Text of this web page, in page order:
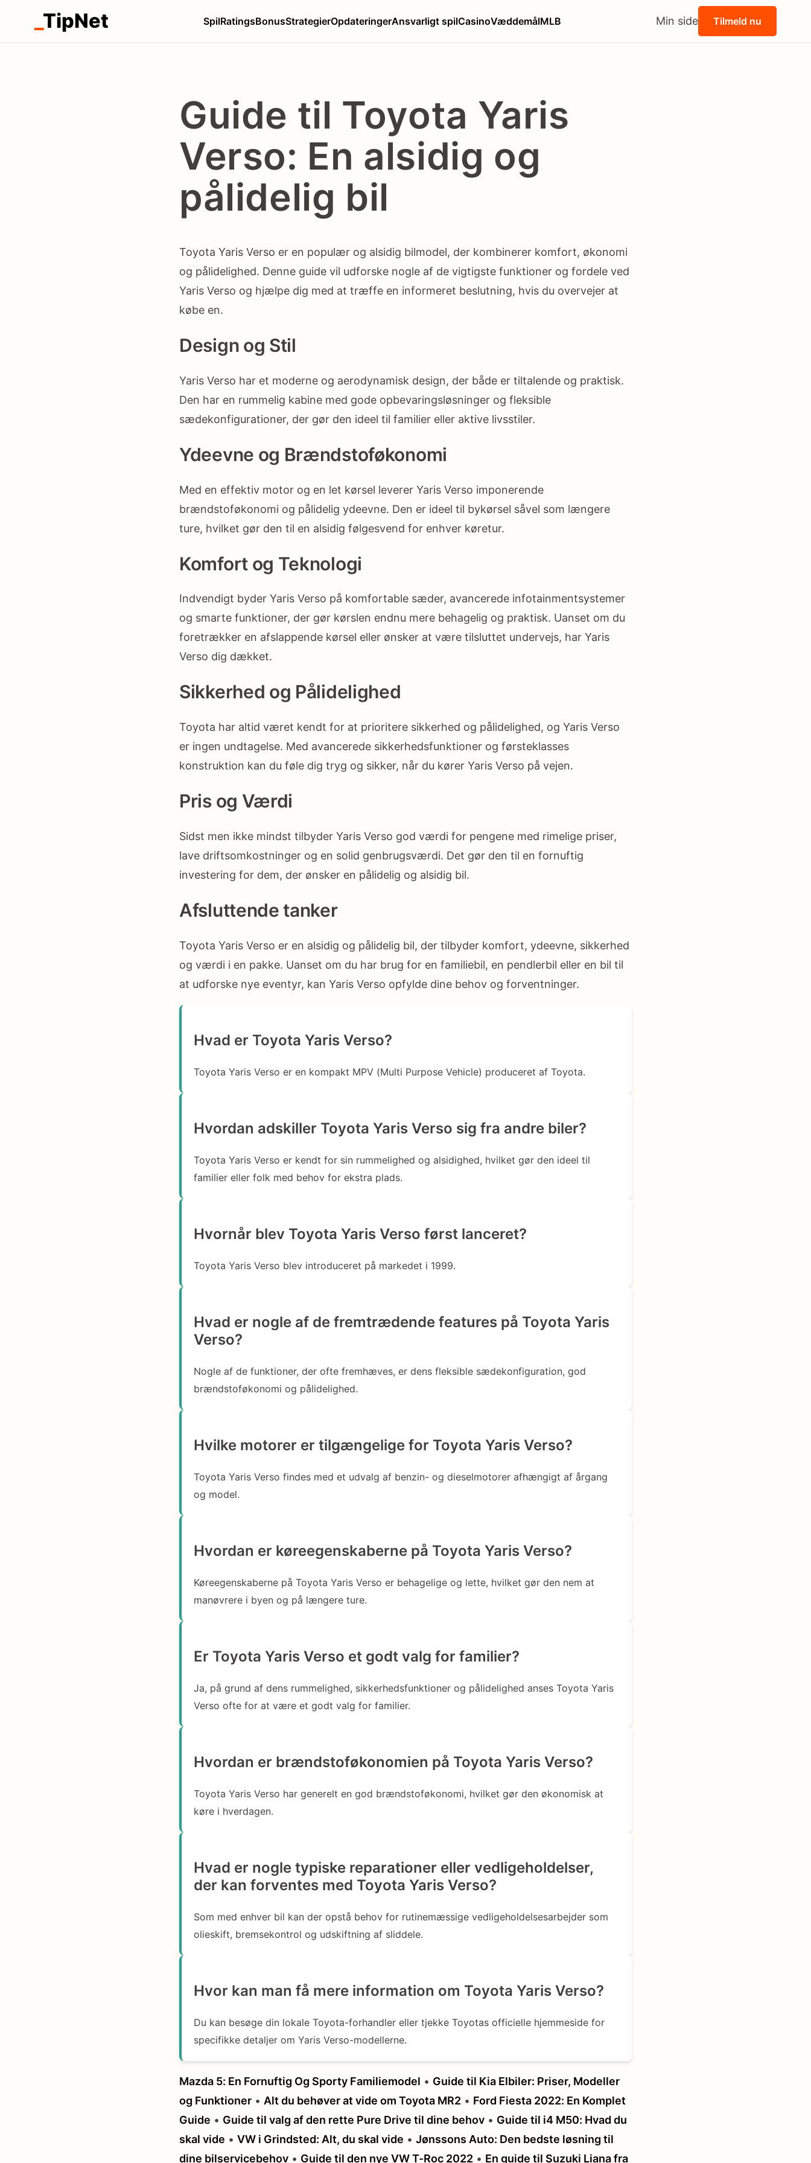
TipNet SpilRatingsBonusStrategierOpdateringerAnsvarligt spilCasinoVæddemålMLB Min side Tilmeld nu
Guide til Toyota Yaris
Verso: En alsidig og
pålidelig bil
Toyota Yaris Verso er en populær og alsidig bilmodel, der kombinerer komfort, økonomi
og pålidelighed. Denne guide vil udforske nogle af de vigtigste funktioner og fordele ved
Yaris Verso og hjælpe dig med at træffe en informeret beslutning, hvis du overvejer at
købe en.
Design og Stil
Yaris Verso har et moderne og aerodynamisk design, der både er tiltalende og praktisk.
Den har en rummelig kabine med gode opbevaringsløsninger og fleksible
sædekonfigurationer, der gør den ideel til familier eller aktive livsstiler.
Ydeevne og Brændstoføkonomi
Med en effektiv motor og en let kørsel leverer Yaris Verso imponerende
brændstoføkonomi og pålidelig ydeevne. Den er ideel til bykørsel såvel som længere
ture, hvilket gør den til en alsidig følgesvend for enhver køretur.
Komfort og Teknologi
Indvendigt byder Yaris Verso på komfortable sæder, avancerede infotainmentsystemer
og smarte funktioner, der gør kørslen endnu mere behagelig og praktisk. Uanset om du
foretrækker en afslappende kørsel eller ønsker at være tilsluttet undervejs, har Yaris
Verso dig dækket.
Sikkerhed og Pålidelighed
Toyota har altid været kendt for at prioritere sikkerhed og pålidelighed, og Yaris Verso
er ingen undtagelse. Med avancerede sikkerhedsfunktioner og førsteklasses
konstruktion kan du føle dig tryg og sikker, når du kører Yaris Verso på vejen.
Pris og Værdi
Sidst men ikke mindst tilbyder Yaris Verso god værdi for pengene med rimelige priser,
lave driftsomkostninger og en solid genbrugsværdi. Det gør den til en fornuftig
investering for dem, der ønsker en pålidelig og alsidig bil.
Afsluttende tanker
Toyota Yaris Verso er en alsidig og pålidelig bil, der tilbyder komfort, ydeevne, sikkerhed
og værdi i en pakke. Uanset om du har brug for en familiebil, en pendlerbil eller en bil til
at udforske nye eventyr, kan Yaris Verso opfylde dine behov og forventninger.
Hvad er Toyota Yaris Verso?
Toyota Yaris Verso er en kompakt MPV (Multi Purpose Vehicle) produceret af Toyota.
Hvordan adskiller Toyota Yaris Verso sig fra andre biler?
Toyota Yaris Verso er kendt for sin rummelighed og alsidighed, hvilket gør den ideel til
familier eller folk med behov for ekstra plads.
Hvornår blev Toyota Yaris Verso først lanceret?
Toyota Yaris Verso blev introduceret på markedet i 1999.
Hvad er nogle af de fremtrædende features på Toyota Yaris
Verso?
Nogle af de funktioner, der ofte fremhæves, er dens fleksible sædekonfiguration, god
brændstoføkonomi og pålidelighed.
Hvilke motorer er tilgængelige for Toyota Yaris Verso?
Toyota Yaris Verso findes med et udvalg af benzin- og dieselmotorer afhængigt af årgang
og model.
Hvordan er køreegenskaberne på Toyota Yaris Verso?
Køreegenskaberne på Toyota Yaris Verso er behagelige og lette, hvilket gør den nem at
manøvrere i byen og på længere ture.
Er Toyota Yaris Verso et godt valg for familier?
Ja, på grund af dens rummelighed, sikkerhedsfunktioner og pålidelighed anses Toyota Yaris
Verso ofte for at være et godt valg for familier.
Hvordan er brændstoføkonomien på Toyota Yaris Verso?
Toyota Yaris Verso har generelt en god brændstoføkonomi, hvilket gør den økonomisk at
køre i hverdagen.
Hvad er nogle typiske reparationer eller vedligeholdelser,
der kan forventes med Toyota Yaris Verso?
Som med enhver bil kan der opstå behov for rutinemæssige vedligeholdelsesarbejder som
olieskift, bremsekontrol og udskiftning af sliddele.
Hvor kan man få mere information om Toyota Yaris Verso?
Du kan besøge din lokale Toyota-forhandler eller tjekke Toyotas officielle hjemmeside for
specifikke detaljer om Yaris Verso-modellerne.
Mazda 5: En Fornuftig Og Sporty Familiemodel • Guide til Kia Elbiler: Priser, Modeller
og Funktioner • Alt du behøver at vide om Toyota MR2 • Ford Fiesta 2022: En Komplet
Guide • Guide til valg af den rette Pure Drive til dine behov • Guide til i4 M50: Hvad du
skal vide • VW i Grindsted: Alt, du skal vide • Jønssons Auto: Den bedste løsning til
dine bilservicebehov • Guide til den nye VW T-Roc 2022 • En guide til Suzuki Liana fra